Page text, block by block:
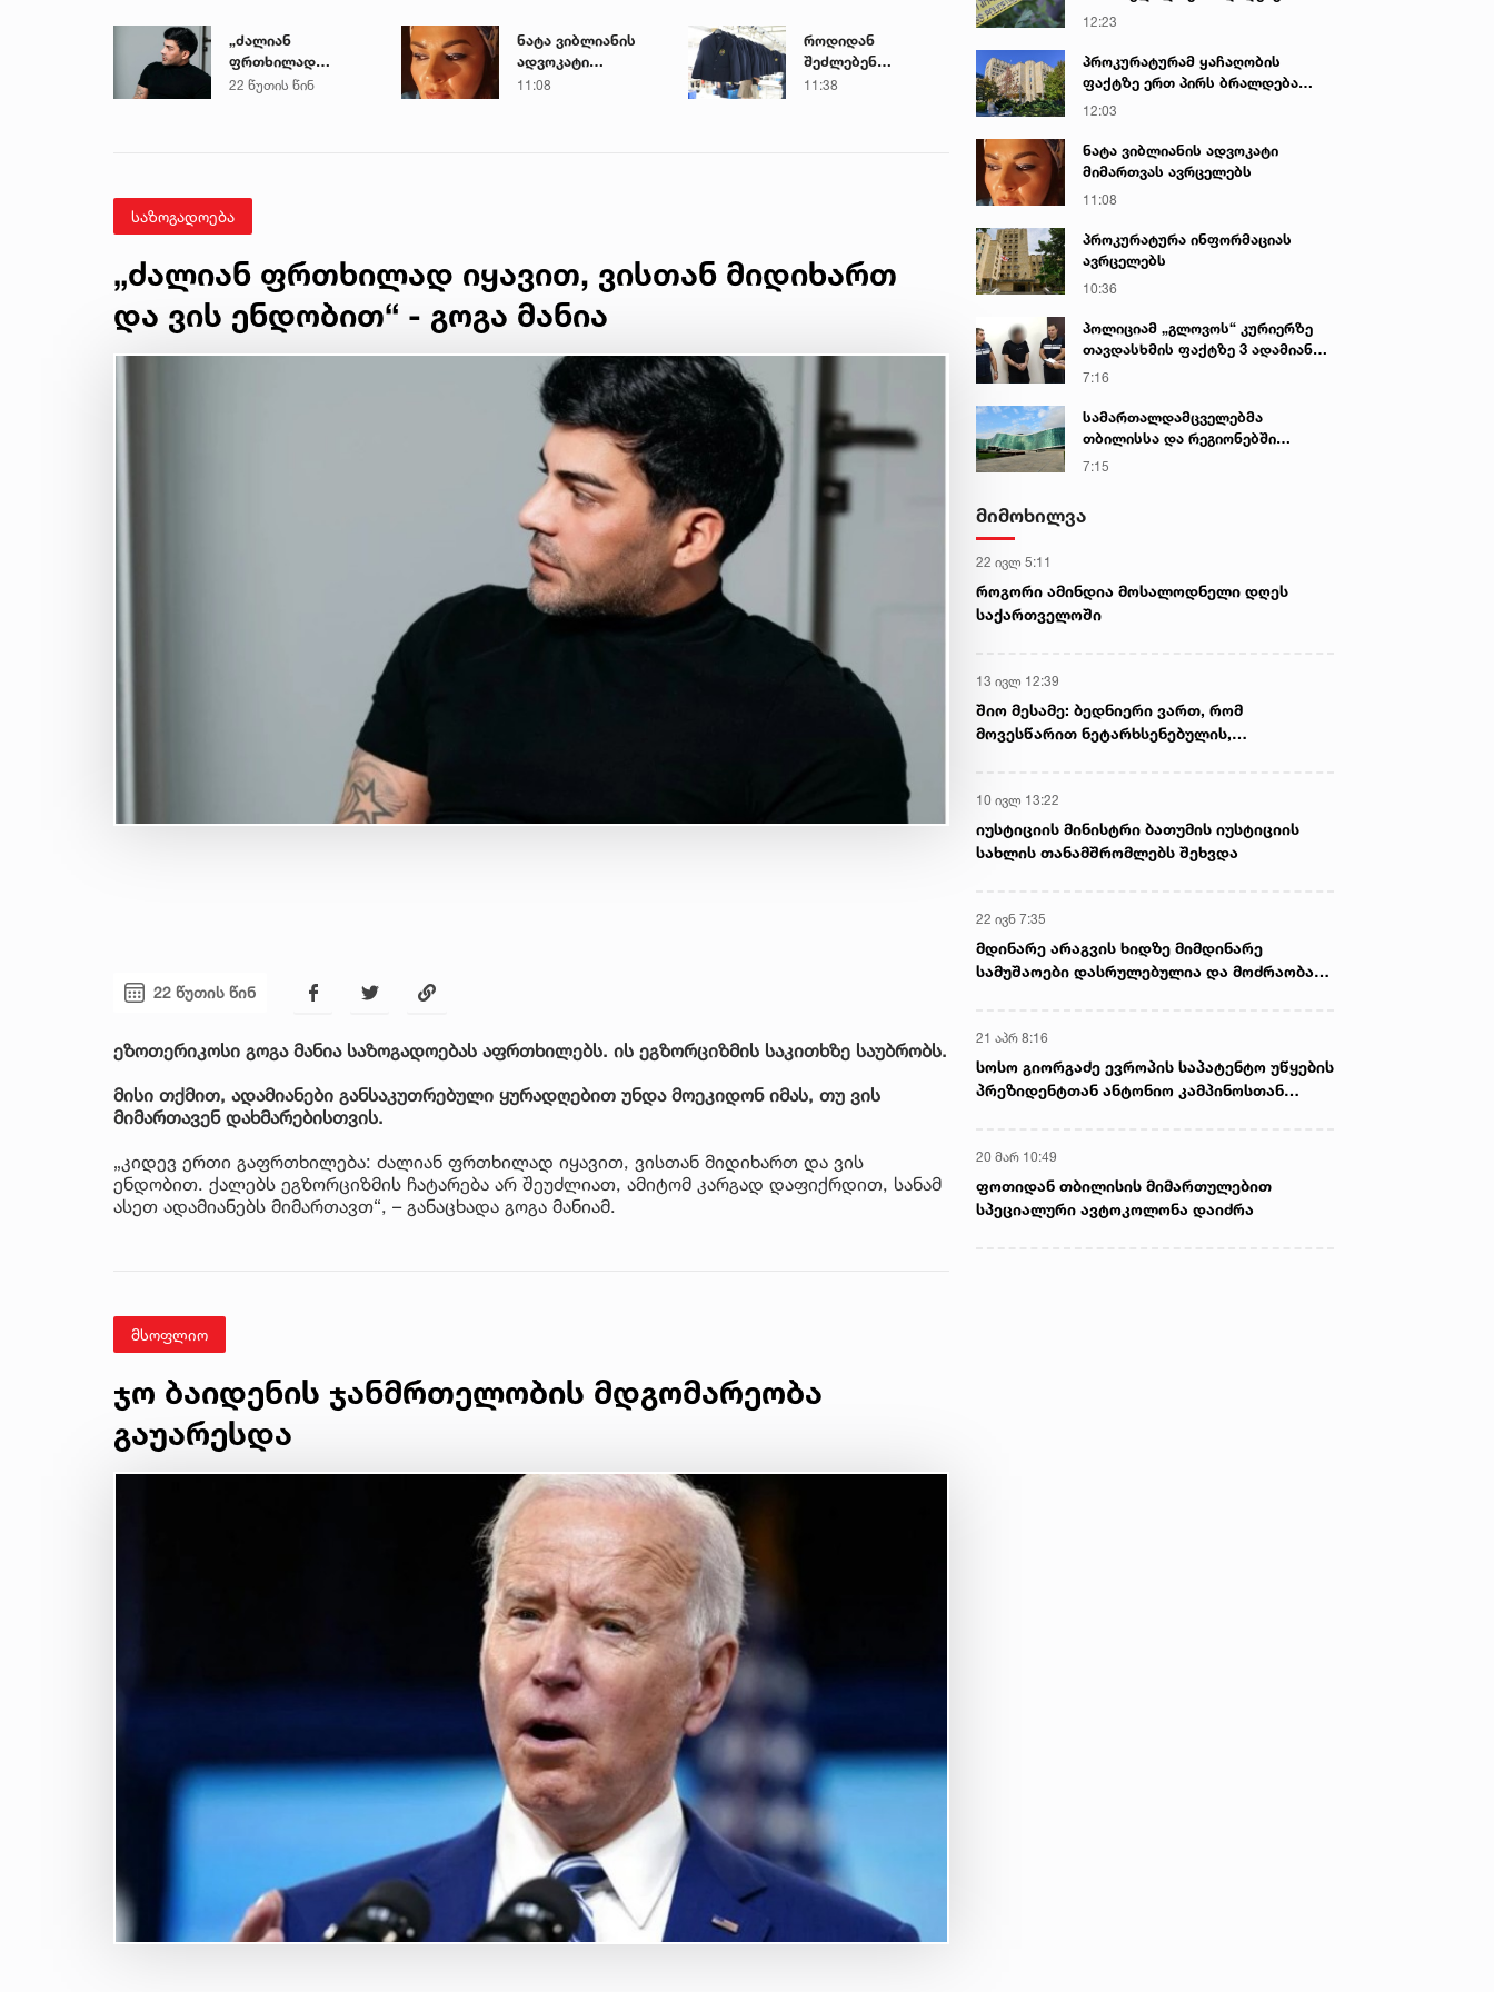
„ძალიან
ფრთხილად
იყავით, ვისთან
22 წუთის წინ
ნატა ვიბლიანის
ადვოკატი
მიმართვას
11:08
როდიდან
შეძლებენ
მშობლები
11:38
საზოგადოება
„ძალიან ფრთხილად იყავით, ვისთან მიდიხართ
და ვის ენდობით“ - გოგა მანია
22 წუთის წინ
ეზოთერიკოსი გოგა მანია საზოგადოებას აფრთხილებს. ის ეგზორციზმის საკითხზე საუბრობს.
მისი თქმით, ადამიანები განსაკუთრებული ყურადღებით უნდა მოეკიდონ იმას, თუ ვის
მიმართავენ დახმარებისთვის.
„კიდევ ერთი გაფრთხილება: ძალიან ფრთხილად იყავით, ვისთან მიდიხართ და ვის
ენდობით. ქალებს ეგზორციზმის ჩატარება არ შეუძლიათ, ამიტომ კარგად დაფიქრდით, სანამ
ასეთ ადამიანებს მიმართავთ“, – განაცხადა გოგა მანიამ.
მსოფლიო
ჯო ბაიდენის ჯანმრთელობის მდგომარეობა
გაუარესდა
საქმეზე პროკურატურამ 2 პირს
დროისთვის ცნობილი
12:23
პროკურატურამ ყაჩაღობის
ფაქტზე ერთ პირს ბრალდება
წარუდგინა
12:03
ნატა ვიბლიანის ადვოკატი
მიმართვას ავრცელებს
11:08
პროკურატურა ინფორმაციას
ავრცელებს
10:36
პოლიციამ „გლოვოს“ კურიერზე
თავდასხმის ფაქტზე 3 ადამიანი
დააკავა
7:16
სამართალდამცველებმა
თბილისსა და რეგიონებში
უკანონო ცეცხლსასროლი
7:15
მიმოხილვა
22 ივლ 5:11
როგორი ამინდია მოსალოდნელი დღეს
საქართველოში
13 ივლ 12:39
შიო მესამე: ბედნიერი ვართ, რომ
მოვესწარით ნეტარხსენებულის,
10 ივლ 13:22
იუსტიციის მინისტრი ბათუმის იუსტიციის
სახლის თანამშრომლებს შეხვდა
22 ივნ 7:35
მდინარე არაგვის ხიდზე მიმდინარე
სამუშაოები დასრულებულია და მოძრაობა
21 აპრ 8:16
სოსო გიორგაძე ევროპის საპატენტო უწყების
პრეზიდენტთან ანტონიო კამპინოსთან
20 მარ 10:49
ფოთიდან თბილისის მიმართულებით
სპეციალური ავტოკოლონა დაიძრა